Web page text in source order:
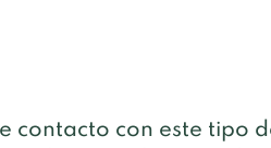
contacto con este tipo